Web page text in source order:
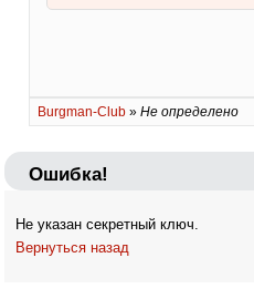
Burgman-Club » Не определено
Ошибка!
Не указан секретный ключ.
Вернуться назад